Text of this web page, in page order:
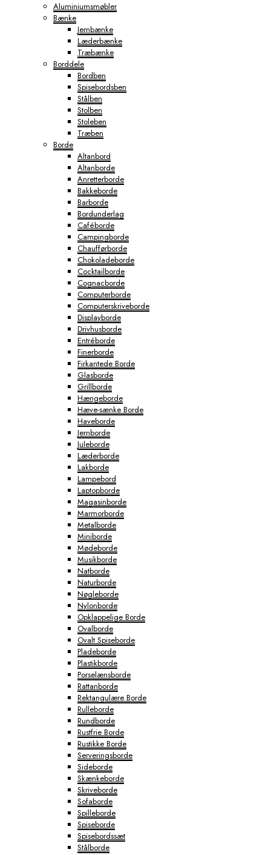
Aluminiumsmøbler
Bænke
Jernbænke
Læderbænke
Træbænke
Borddele
Bordben
Spisebordsben
Stålben
Stolben
Stoleben
Træben
Borde
Altanbord
Altanborde
Anretterborde
Bakkeborde
Barborde
Bordunderlag
Caféborde
Campingborde
Chaufførborde
Chokoladeborde
Cocktailborde
Cognacborde
Computerborde
Computerskriveborde
Displayborde
Drivhusborde
Entréborde
Finerborde
Firkantede Borde
Glasborde
Grillborde
Hængeborde
Hæve-sænke Borde
Haveborde
Jernborde
Juleborde
Læderborde
Lakborde
Lampebord
Laptopborde
Magasinborde
Marmorborde
Metalborde
Miniborde
Mødeborde
Musikborde
Natborde
Naturborde
Nøgleborde
Nylonborde
Opklappelige Borde
Ovalborde
Ovalt Spiseborde
Pladeborde
Plastikborde
Porselænsborde
Rattanborde
Rektangulære Borde
Rulleborde
Rundborde
Rustfrie Borde
Rustikke Borde
Serveringsborde
Sideborde
Skænkeborde
Skriveborde
Sofaborde
Spilleborde
Spiseborde
Spisebordssæt
Stålborde